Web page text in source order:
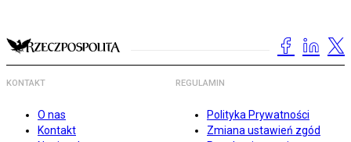
KONTAKT
O nas
Kontakt
REGULAMIN
Polityka Prywatności
Zmiana ustawień zgód